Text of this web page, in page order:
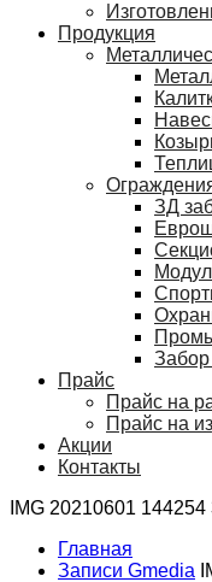
Продукция
ЗД
Забор
Прайс
Прайс на
Прайс на
Акции
Контакты
IMG 20210601 144254
Главная
Записи Gmedia